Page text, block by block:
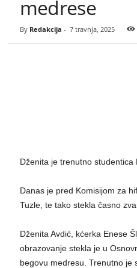
medrese
By Redakcija - 7 travnja, 2025
Dženita je trenutno studentica
Danas je pred Komisijom za
Tuzle, te tako stekla časno
Dženita Avdić, kćerka Enese
obrazovanje stekla je u
begovu medresu. Trenutno je